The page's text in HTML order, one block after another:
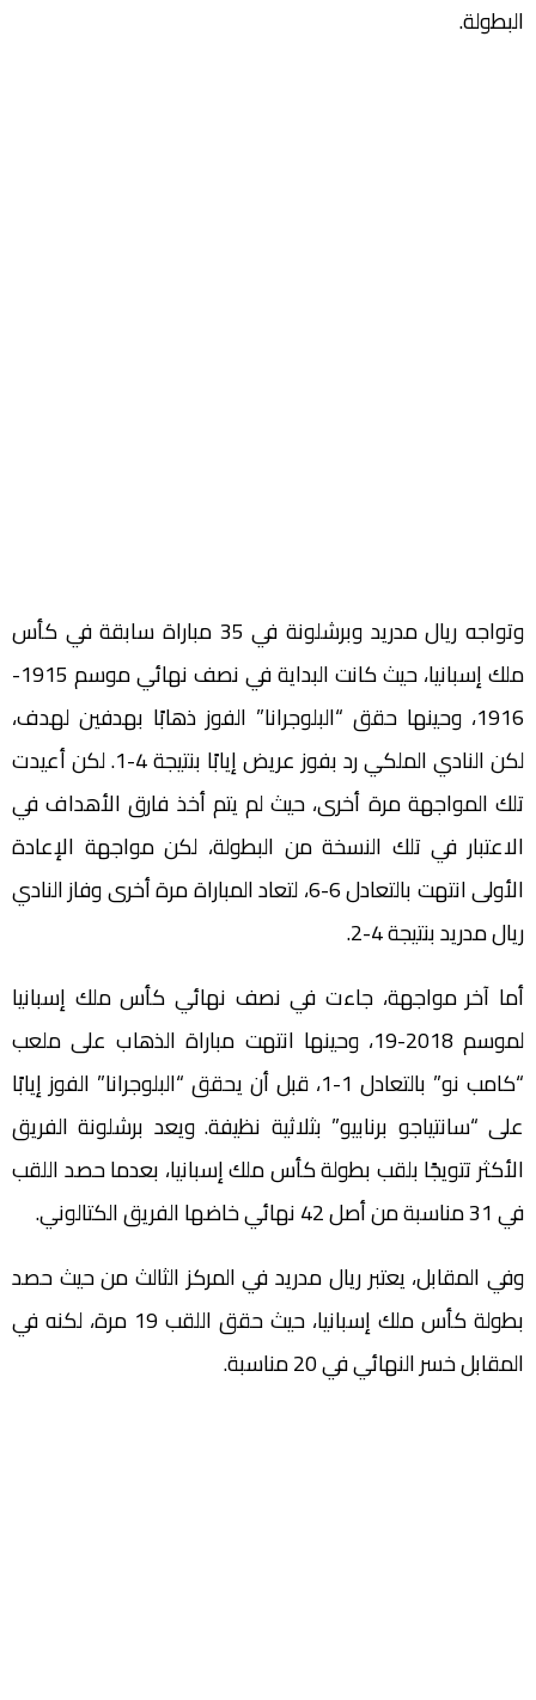
البطولة.
وتواجه ريال مدريد وبرشلونة في 35 مباراة سابقة في كأس
ملك إسبانيا، حيث كانت البداية في نصف نهائي موسم 1915-
1916، وحينها حقق “البلوجرانا” الفوز ذهابًا بهدفين لهدف،
لكن النادي الملكي رد بفوز عريض إيابًا بنتيجة 4-1. لكن أعيدت
تلك المواجهة مرة أخرى، حيث لم يتم أخذ فارق الأهداف في
الاعتبار في تلك النسخة من البطولة، لكن مواجهة الإعادة
الأولى انتهت بالتعادل 6-6، لتعاد المباراة مرة أخرى وفاز النادي
ريال مدريد بنتيجة 4-2.
أما آخر مواجهة، جاءت في نصف نهائي كأس ملك إسبانيا
لموسم 2018-19، وحينها انتهت مباراة الذهاب على ملعب
“كامب نو” بالتعادل 1-1، قبل أن يحقق “البلوجرانا” الفوز إيابًا
على “سانتياجو برنابيو” بثلاثية نظيفة. ويعد برشلونة الفريق
الأكثر تتويجًا بلقب بطولة كأس ملك إسبانيا، بعدما حصد اللقب
في 31 مناسبة من أصل 42 نهائي خاضها الفريق الكتالوني.
وفي المقابل، يعتبر ريال مدريد في المركز الثالث من حيث حصد
بطولة كأس ملك إسبانيا، حيث حقق اللقب 19 مرة، لكنه في
المقابل خسر النهائي في 20 مناسبة.